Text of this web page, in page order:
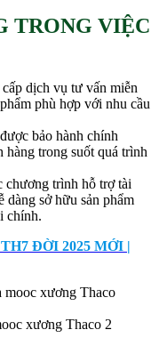
TRONG VIỆC
dịch vụ tư vấn miễn
phù hợp với nhu cầu
bảo hành chính
hàng trong suốt quá trình
chương trình hỗ trợ tài
dàng sở hữu sản phẩm
chính.
ĐỜI 2025 MỚI |
xương Thaco 2